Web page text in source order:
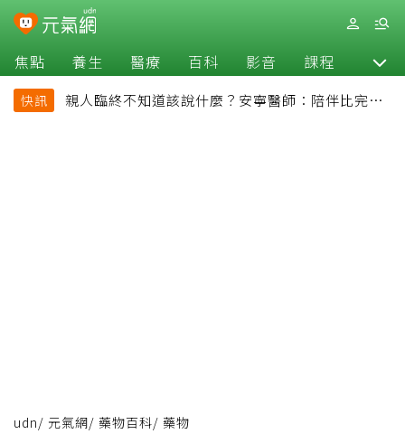
焦點 養生 醫療 百科 影音 課程 退休
快訊
親人臨終不知道該說什麼？安寧醫師：陪伴比完美
udn/ 元氣網/ 藥物百科/ 藥物